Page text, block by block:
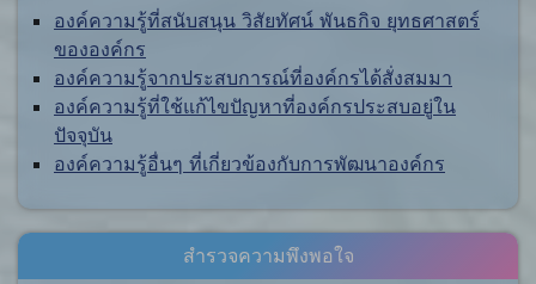
องค์ความรู้ที่สนับสนุน วิสัยทัศน์ พันธกิจ ยุทธศาสตร์
ขององค์กร
องค์ความรู้จากประสบการณ์ที่องค์กรได้สั่งสมมา
องค์ความรู้ที่ใช้แก้ไขปัญหาที่องค์กรประสบอยู่ใน
ปัจจุบัน
องค์ความรู้อื่นๆ ที่เกี่ยวข้องกับการพัฒนาองค์กร
สำรวจความพึงพอใจ